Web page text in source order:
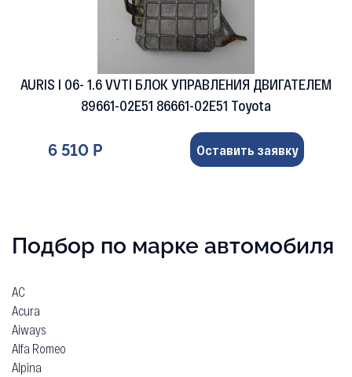
AURIS I 06- 1.6 VVTI БЛОК УПРАВЛЕНИЯ ДВИГАТЕЛЕМ
89661-02E51 86661-02E51 Toyota
6 510 Р Оставить заявку
Подбор по марке автомобиля
AC
Acura
Aiways
Alfa Romeo
Alpina